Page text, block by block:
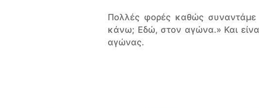
Πολλές φορές καθώς
κάνω; Εδώ, στον αγώνα.» Και
αγώνας.